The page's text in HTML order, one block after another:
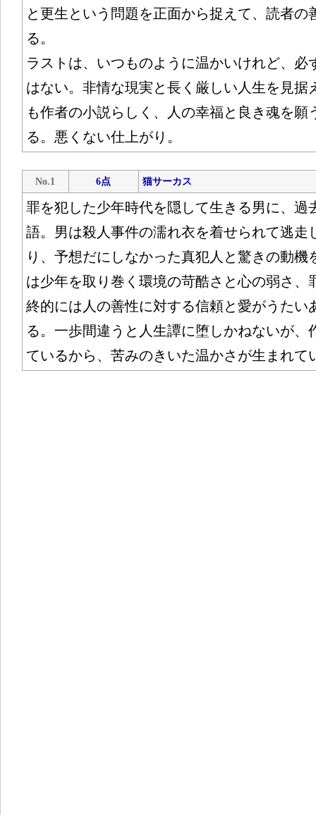
と更生という問題を正面から捉えて、読者の
る。
ラストは、いつものように温かいけれど、必
はない。非情な現実と長く厳しい人生を見据
も作者の小説らしく、人の幸福と良き魂を願
る。悪くない仕上がり。
No.1 6点 猫サーカス
罪を犯した少年時代を隠して生きる男に、過
語。男は殺人事件の濡れ衣を着せられて逃走
り、予想だにしなかった真犯人と驚きの動機
は少年を取り巻く環境の苛酷さと心の弱さ、
終的には人の善性に対する信頼と愛がうたい
る。一歩間違うと人生譚に堕しかねないが、
ているから、苦みのきいた温かさが生まれて